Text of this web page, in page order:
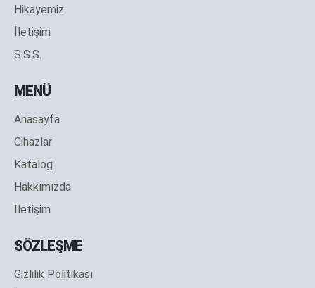
Hikayemiz
İletişim
S.S.S.
MENÜ
Anasayfa
Cihazlar
Katalog
Hakkımızda
İletişim
SÖZLEŞME
Gizlilik Politikası